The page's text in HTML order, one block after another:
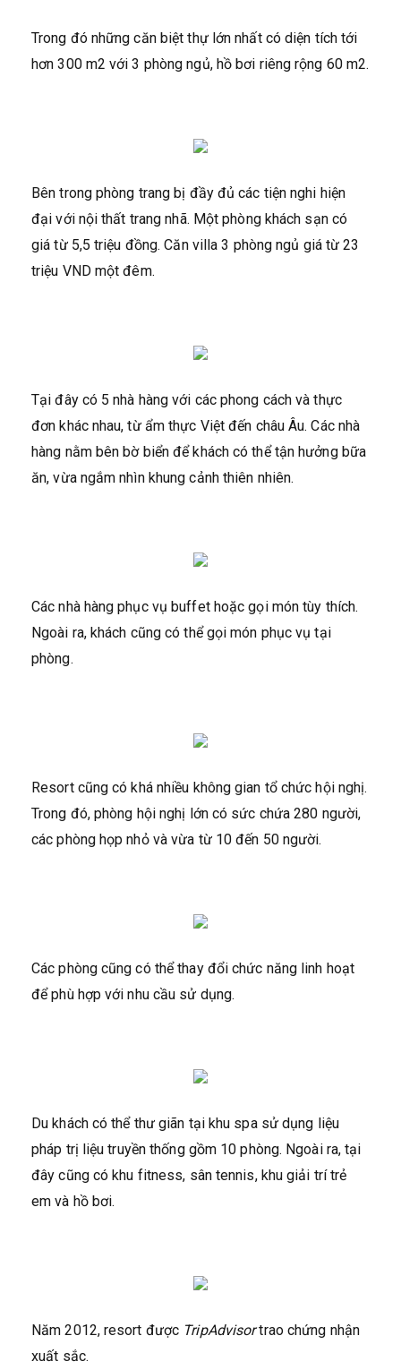
Trong đó những căn biệt thự lớn nhất có diện tích tới
hơn 300 m2 với 3 phòng ngủ, hồ bơi riêng rộng 60 m2.
Bên trong phòng trang bị đầy đủ các tiện nghi hiện
đại với nội thất trang nhã. Một phòng khách sạn có
giá từ 5,5 triệu đồng. Căn villa 3 phòng ngủ giá từ 23
triệu VND một đêm.
Tại đây có 5 nhà hàng với các phong cách và thực
đơn khác nhau, từ ẩm thực Việt đến châu Âu. Các nhà
hàng nằm bên bờ biển để khách có thể tận hưởng bữa
ăn, vừa ngắm nhìn khung cảnh thiên nhiên.
Các nhà hàng phục vụ buffet hoặc gọi món tùy thích.
Ngoài ra, khách cũng có thể gọi món phục vụ tại
phòng.
Resort cũng có khá nhiều không gian tổ chức hội nghị.
Trong đó, phòng hội nghị lớn có sức chứa 280 người,
các phòng họp nhỏ và vừa từ 10 đến 50 người.
Các phòng cũng có thể thay đổi chức năng linh hoạt
để phù hợp với nhu cầu sử dụng.
Du khách có thể thư giãn tại khu spa sử dụng liệu
pháp trị liệu truyền thống gồm 10 phòng. Ngoài ra, tại
đây cũng có khu fitness, sân tennis, khu giải trí trẻ
em và hồ bơi.
Năm 2012, resort được TripAdvisortrao chứng nhận
xuất sắc.